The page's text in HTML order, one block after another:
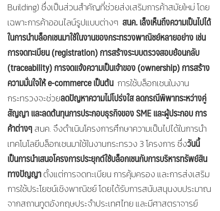
Building) ซึ่งเป็นส่วนสำคัญที่ช่วยส่งเสริมการค้าสมัยใหม่ โดย
เฉพาะการค้าออนไลน์รูปแบบต่างๆ สนค. เล็งเห็นถึงความเป็นไปได้
ในการนำบล็อกเชนมาใช้ในงานของกระทรวงพาณิชย์หลายอย่าง เช่น
การจดทะเบียน(registration) การสร้างระบบตรวจสอบย้อนกลับ
(traceability) การจดแจ้งความเป็นเจ้าของ(ownership) การสร้าง
ความมั่นใจให้ e-commerce เป็นต้น การใช้บล็อกเชนในงาน
กระทรวงจะช่วยลดปัญหาความไม่โปร่งใส ลดกรณีพิพาทระหว่างคู่
สัญญา และลดต้นทุนการประกอบธุรกิจของSME และผู้ประกอบ การ
ค้าต่างๆสนค. จึงดำเนินโครงการศึกษาความเป็นไปได้ในการนำ
เทคโนโลยีบล็อกเชนมาใช้ในงานกระทรวง 3 โครงการ ซึ่งวันนี้
เป็นการนำเสนอโครงการประยุกต์ใช้บล็อกเชนกับการบริหารทรัพย์สิน
ทางปัญญาตั้งแต่การจดทะเบียน การคุ้มครอง และการส่งเสริม
การใช้ประโยชน์เชิงพาณิชย์ โดยได้รับการสนับสนุนงบประมาณ
จากสถานทูตอังกฤษประจำประเทศไทย และมีศาสตราจารย์